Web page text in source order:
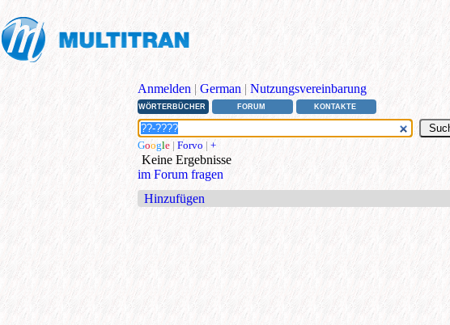
Anmelden | German | Nutzungsvereinbarung
WÖRTERBÜCHER FORUM KONTAKTE
Google | Forvo | +
Keine Ergebnisse
im Forum fragen
Hinzufügen